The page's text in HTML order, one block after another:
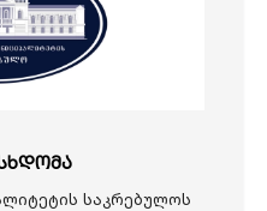
საკრებულოს